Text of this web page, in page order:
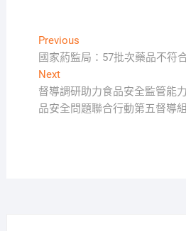
文
章
導
覽
PreviousPrevious
post:
國家葯監局：57批次藥品不符
NextNext
post:
督導調研助力食品安全監管能
品安全問題聯合行動第五督導